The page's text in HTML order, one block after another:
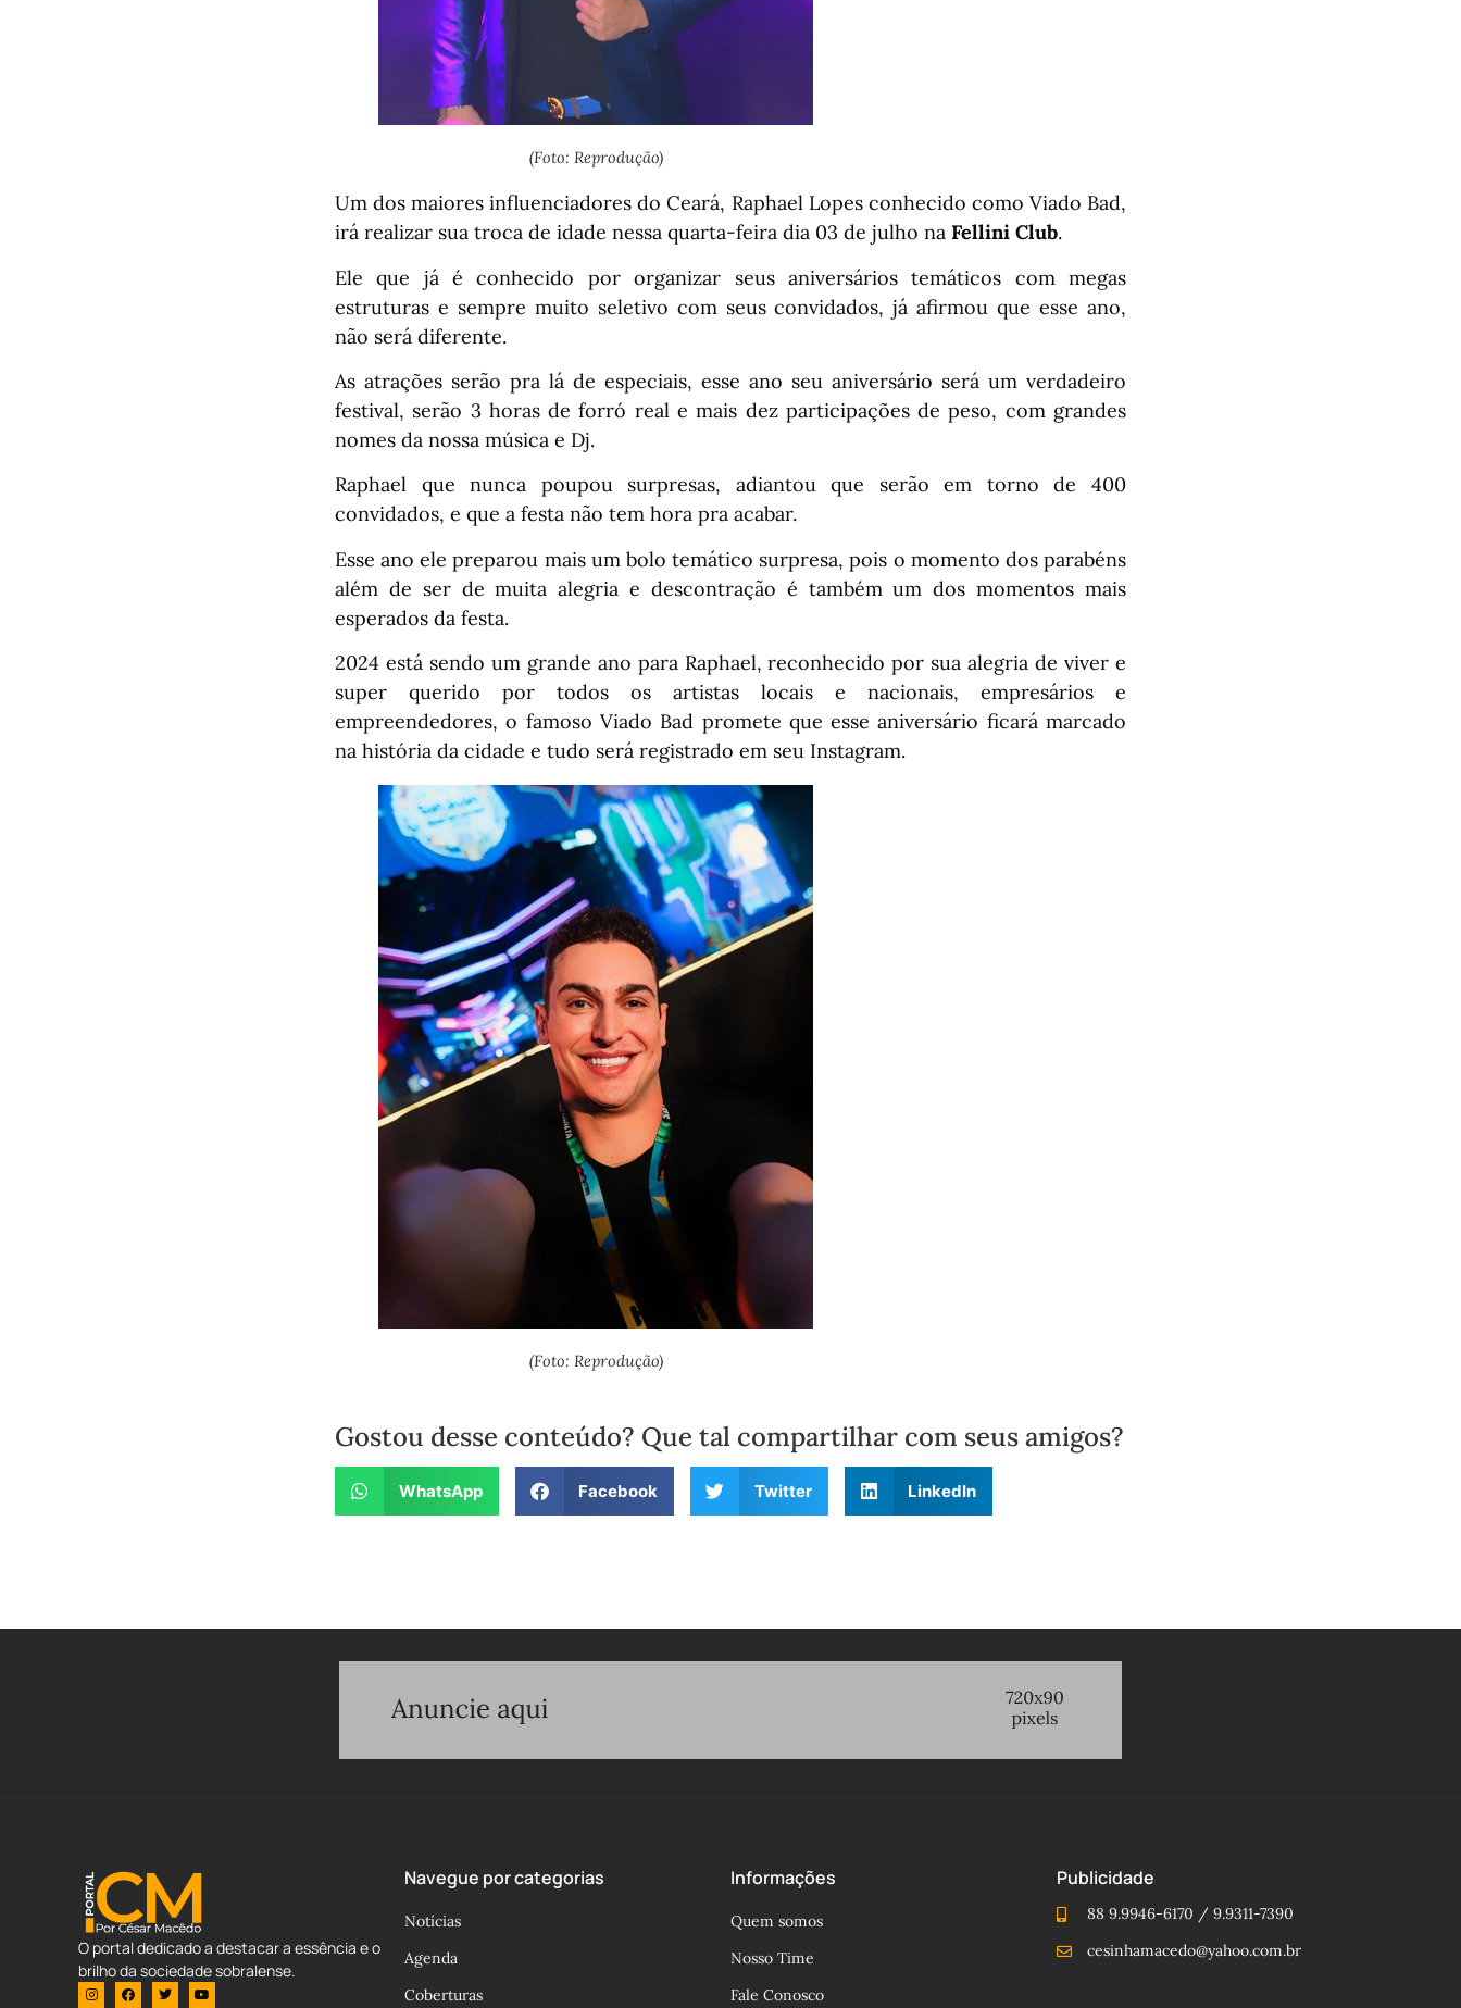
(Foto: Reprodução)
Um dos maiores influenciadores do Ceará, Raphael Lopes conhecido como Viado Bad,
irá realizar sua troca de idade nessa quarta-feira dia 03 de julho na Fellini Club.
Ele que já é conhecido por organizar seus aniversários temáticos com megas
estruturas e sempre muito seletivo com seus convidados, já afirmou que esse ano,
não será diferente.
As atrações serão pra lá de especiais, esse ano seu aniversário será um verdadeiro
festival, serão 3 horas de forró real e mais dez participações de peso, com grandes
nomes da nossa música e Dj.
Raphael que nunca poupou surpresas, adiantou que serão em torno de 400
convidados, e que a festa não tem hora pra acabar.
Esse ano ele preparou mais um bolo temático surpresa, pois o momento dos parabéns
além de ser de muita alegria e descontração é também um dos momentos mais
esperados da festa.
2024 está sendo um grande ano para Raphael, reconhecido por sua alegria de viver e
super querido por todos os artistas locais e nacionais, empresários e
empreendedores, o famoso Viado Bad promete que esse aniversário ficará marcado
na história da cidade e tudo será registrado em seu Instagram.
(Foto: Reprodução)
Gostou desse conteúdo? Que tal compartilhar com seus amigos?
WhatsApp Facebook Twitter LinkedIn
O portal dedicado a destacar a essência e o
brilho da sociedade sobralense.
Navegue por categorias
Notícias
Agenda
Coberturas
Informações
Quem somos
Nosso Time
Fale Conosco
Publicidade
88 9.9946-6170 / 9.9311-7390
cesinhamacedo@yahoo.com.br